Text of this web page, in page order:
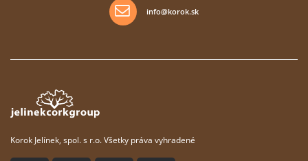
info@korok.sk
Korok Jelínek, spol. s r.o. Všetky práva vyhradené